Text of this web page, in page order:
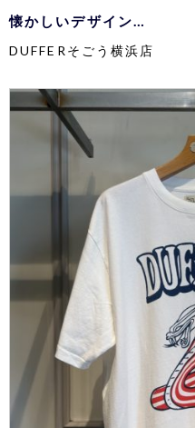
懐かしいデザイン…
DUFFERそごう横浜店